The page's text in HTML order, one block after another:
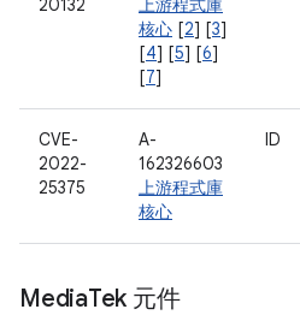
20132
上游程式庫
核心 [2] [3]
[4] [5] [6]
[7]
CVE-
2022-
25375
A-
162326603
上游程式庫
核心
ID
MediaTek 元件